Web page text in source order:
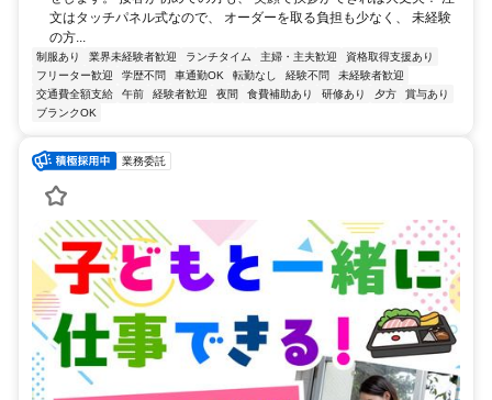
文はタッチパネル式なので、 オーダーを取る負担も少なく、 未経験
の方...
制服あり 業界未経験者歓迎 ランチタイム 主婦・主夫歓迎
資格取得支援あり
フリーター歓迎
学歴不問 車通勤OK 転勤なし 経験不問
未経験者歓迎
交通費全額支給
午前 経験者歓迎 夜間 食費補助あり 研修あり 夕方
賞与あり
ブランクOK
業務委託